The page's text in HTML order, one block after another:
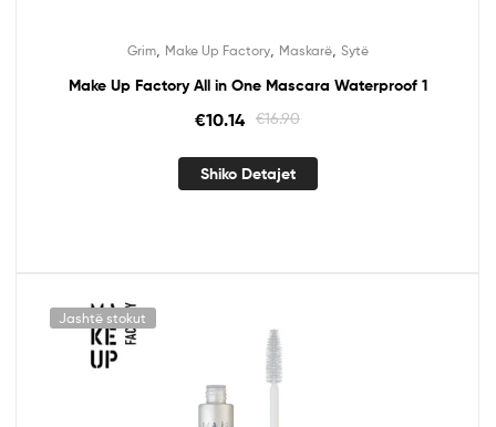
Grim, Make Up Factory, Maskarë, Sytë
Make Up Factory All in One Mascara Waterproof 1
€16.90
€10.14
Shiko Detajet
Jashtë stokut